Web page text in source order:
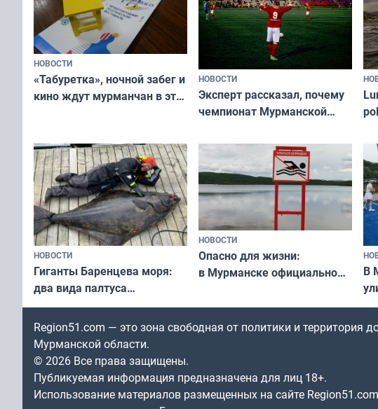
НОВОСТИ
«Табуретка», ночной забег и
кино ждут мурманчан в эти
НОВОСТИ
Эксперт рассказал, почему
чемпионат Мурманской
незамеченным
НОВОСТИ
Гиганты Баренцева моря:
два вида палтуса
и их рекордные трофеи
НОВОСТИ
Опасно для жизни:
в Мурманске официально
в городских водоёмах
В
в
Region51.com — это зона свободная от политики и территория
Мурманской области.
© 2026 Все права защищены.
Публикуемая информация предназначена для лиц 18+.
Использование материалов размещенных на сайте